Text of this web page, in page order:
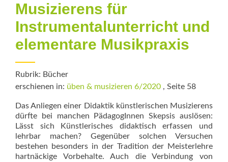
Musizierens für
Instrumentalunterricht und
elementare Musikpraxis
Rubrik: Bücher
erschienen in: üben & musizieren 6/2020 , Seite 58
Das Anliegen einer Didaktik künstlerischen Musizierens
dürfte bei manchen PädagogInnen Skepsis auslösen:
Lässt sich Künstlerisches didaktisch erfassen und
lehrbar machen? Gegenüber solchen Versuchen
bestehen besonders in der Tradition der Meisterlehre
hartnäckige Vorbehalte. Auch die Verbindung von